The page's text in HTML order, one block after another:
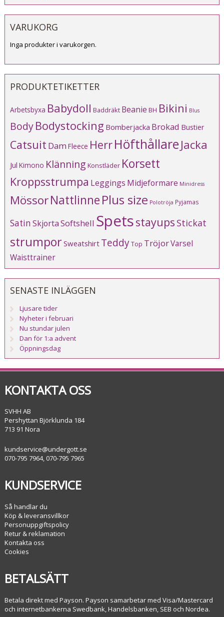
VARUKORG
Inga produkter i varukorgen.
PRODUKTETIKETTER
Arbetsbyxa Babydoll Baddräkt Beanie BH Bikini Blus
BodyBodystocking Bomberjacka Brokad Bustier
Catsuit Dam Fleece HerrHöfthållare Jacka
Jul Kimono Klänning Konstläder Korsett
Kroppsstrumpa Leggings Midjeformare Minidress
MössorNattlinnePlus size Polotröja Pyjamas
SatinSkjortaSoftshell Spetsstayups Stickat
strumporSweatshirt TeddyTop TröjorVarsel
Waisttrainer
SENASTE INLÄGGEN
Ljusare tider
Nyheter i februari
Nu stundar julen
Dan för 1:a advent
Öppningsdag
KONTAKTA OSS
SVHH AB
Pershyttan Björklunda 184
713 91 Nora
kundservice@undergott.se
070-795 7964, 070-795 7965
KUNDSERVICE
Så handlar du
Köp & leveransvillkor
Personuppgiftspolicy
Retur & reklamation
Kontakta oss
Cookies
BETALSÄTT
Betala direkt med Payson. Payson samarbetar med Visa/Mastercard
och internetbankerna Swedbank, Handelsbanken, SEB och Nordea.